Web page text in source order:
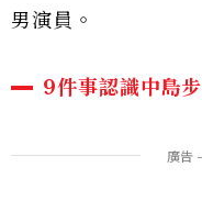
男演員。
9件事認識中島步